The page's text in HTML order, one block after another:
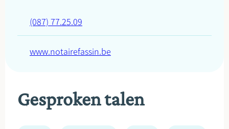
(087) 77.25.09
www.notairefassin.be
Gesproken talen